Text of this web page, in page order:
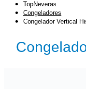
TopNeveras
Congeladores
Congelador Vertical